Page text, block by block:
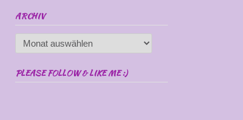
ARCHIV
Archiv
PLEASE FOLLOW & LIKE ME :)